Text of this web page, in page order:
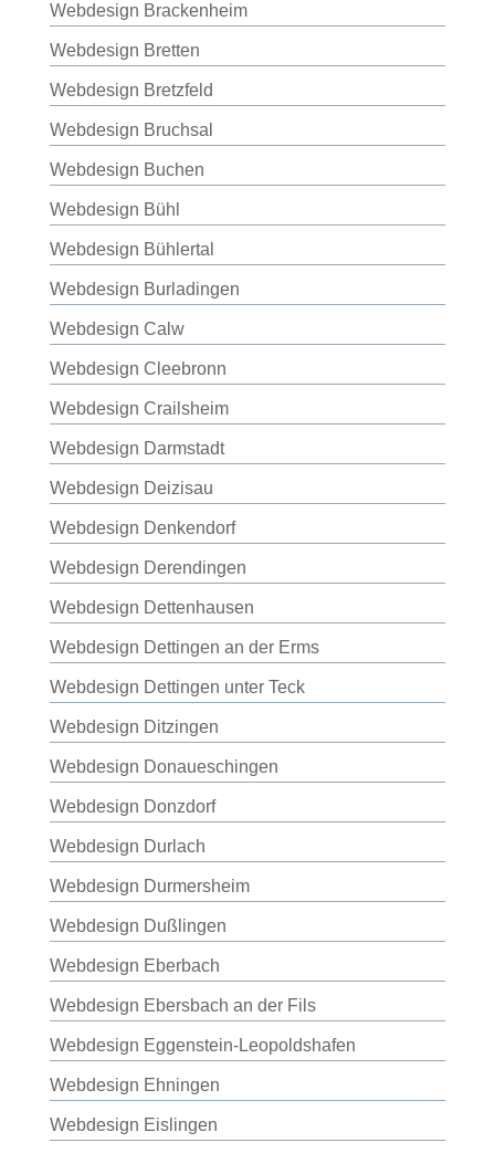
Webdesign Brackenheim
Webdesign Bretten
Webdesign Bretzfeld
Webdesign Bruchsal
Webdesign Buchen
Webdesign Bühl
Webdesign Bühlertal
Webdesign Burladingen
Webdesign Calw
Webdesign Cleebronn
Webdesign Crailsheim
Webdesign Darmstadt
Webdesign Deizisau
Webdesign Denkendorf
Webdesign Derendingen
Webdesign Dettenhausen
Webdesign Dettingen an der Erms
Webdesign Dettingen unter Teck
Webdesign Ditzingen
Webdesign Donaueschingen
Webdesign Donzdorf
Webdesign Durlach
Webdesign Durmersheim
Webdesign Dußlingen
Webdesign Eberbach
Webdesign Ebersbach an der Fils
Webdesign Eggenstein-Leopoldshafen
Webdesign Ehningen
Webdesign Eislingen